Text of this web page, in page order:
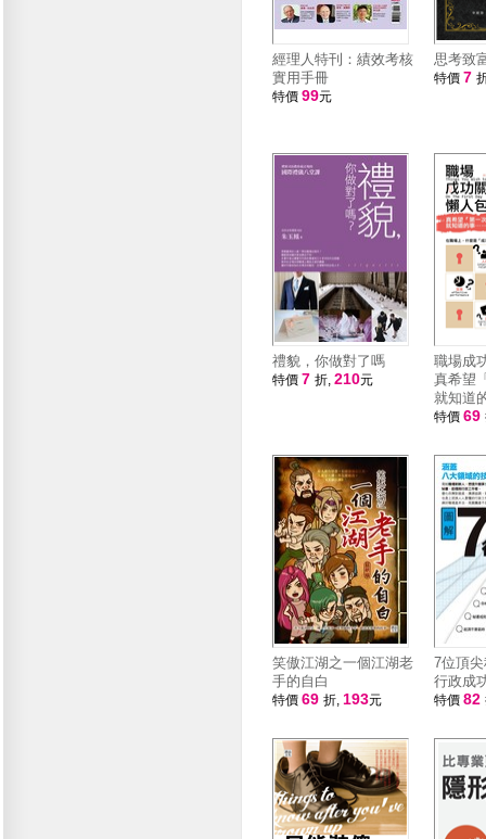
經理人特刊：績效考核
實用手冊
特價 99元
思考致
特價 7
禮貌，你做對了嗎
特價 7 折, 210元
職場成
真希望
就知道
特價 69
笑傲江湖之一個江湖老
手的自白
特價 69 折, 193元
7位頂
行政成
特價 82